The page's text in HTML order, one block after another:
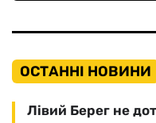
ОСТАННІ НОВИНИ
Лівий Берег не